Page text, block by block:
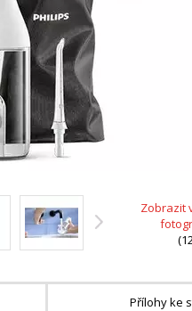
Zobrazit
Přílohy ke